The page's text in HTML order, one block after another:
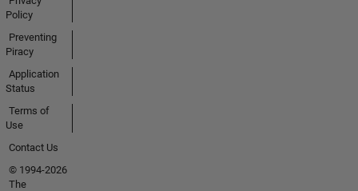
Policy
Preventing
Piracy
Application
Status
Terms of
Use
Contact Us
© 1994-2026
The